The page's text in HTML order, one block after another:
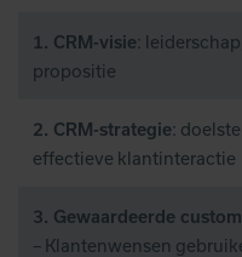
1. CRM-visie:
propositie
2. CRM-strategie:
effectieve klantinteractie
3. Gewaardeerde
– Klantenwensen